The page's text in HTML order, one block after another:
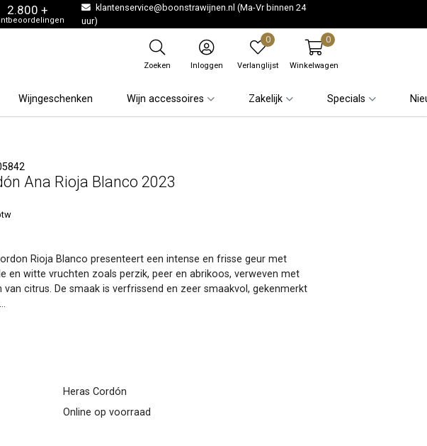
2.800 + klantenservice@boonstrawijnen.nl (Ma-Vr binnen 24
uur)
Zoeken Inloggen
0
Verlanglijst
0
Winkelwagen
Wijngeschenken Wijn accessoires Zakelijk Specials
Ana Rioja Blanco 2023
Rioja Blanco presenteert een intense en frisse geur met
en witte vruchten zoals perzik, peer en abrikoos, verweven met
van citrus. De smaak is verfrissend en zeer smaakvol, gekenmerkt
Heras Cordón
Online op voorraad